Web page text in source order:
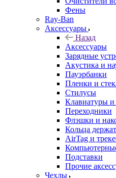
Фены
Ray-Ban
Аксессуары
Назад
Аксессуары
Зарядные
Акустика и
Пауэрбанки
Пленки и
Стилусы
Клавиатуры
Переходники
Флэшки и
Кольца
AirTag и
Подставки
Прочие
Чехлы